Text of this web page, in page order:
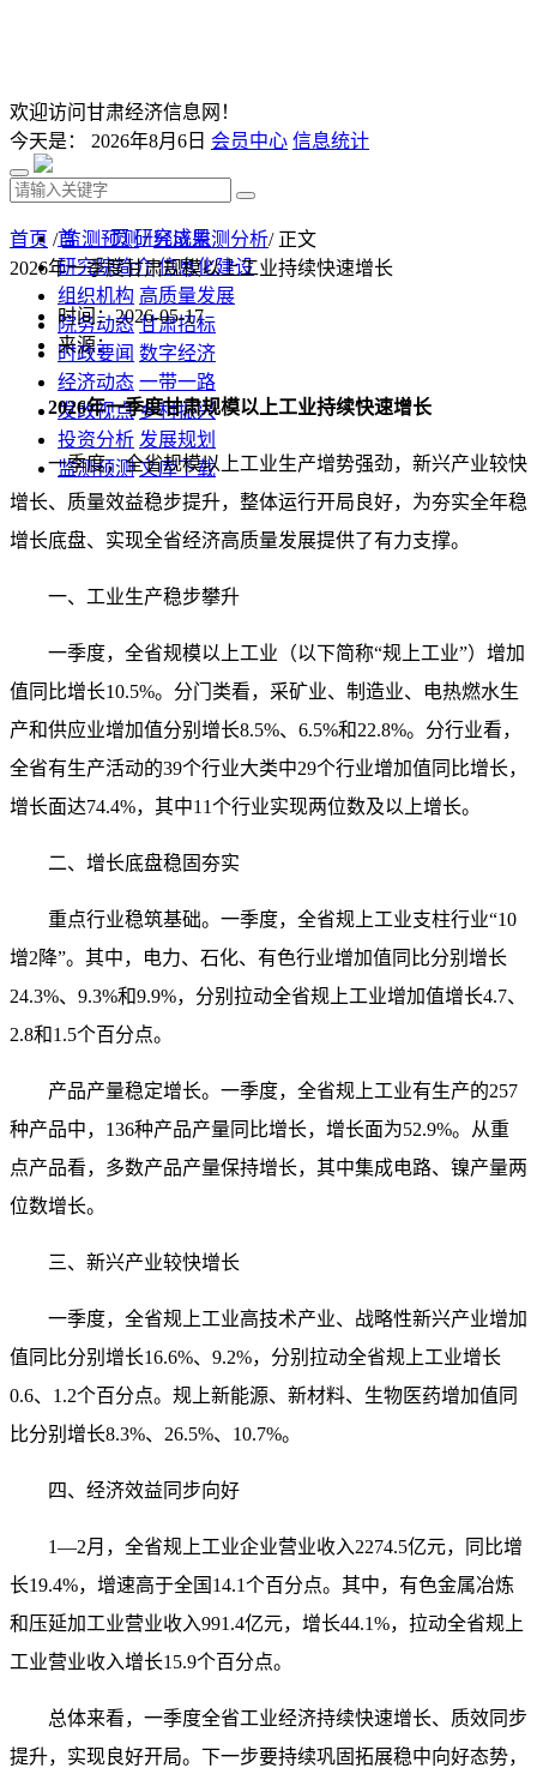
欢迎访问甘肃经济信息网！
今天是： 2026年8月6日 会员中心 信息统计
首 页 研究成果
研究院简介 信息化建设
组织机构 高质量发展
院务动态 甘肃招标
时政要闻 数字经济
经济动态 一带一路
发改视点 乡村振兴
投资分析 发展规划
监测预测 文库下载
首页 /监测预测/经济监测分析/ 正文
2026年一季度甘肃规模以上工业持续快速增长
时间：2026-05-17
来源：
2026年一季度甘肃规模以上工业持续快速增长
一季度，全省规模以上工业生产增势强劲，新兴产业较快
增长、质量效益稳步提升，整体运行开局良好，为夯实全年稳
增长底盘、实现全省经济高质量发展提供了有力支撑。
一、工业生产稳步攀升
一季度，全省规模以上工业（以下简称“规上工业”）增加
值同比增长10.5%。分门类看，采矿业、制造业、电热燃水生
产和供应业增加值分别增长8.5%、6.5%和22.8%。分行业看，
全省有生产活动的39个行业大类中29个行业增加值同比增长，
增长面达74.4%，其中11个行业实现两位数及以上增长。
二、增长底盘稳固夯实
重点行业稳筑基础。一季度，全省规上工业支柱行业“10
增2降”。其中，电力、石化、有色行业增加值同比分别增长
24.3%、9.3%和9.9%，分别拉动全省规上工业增加值增长4.7、
2.8和1.5个百分点。
产品产量稳定增长。一季度，全省规上工业有生产的257
种产品中，136种产品产量同比增长，增长面为52.9%。从重
点产品看，多数产品产量保持增长，其中集成电路、镍产量两
位数增长。
三、新兴产业较快增长
一季度，全省规上工业高技术产业、战略性新兴产业增加
值同比分别增长16.6%、9.2%，分别拉动全省规上工业增长
0.6、1.2个百分点。规上新能源、新材料、生物医药增加值同
比分别增长8.3%、26.5%、10.7%。
四、经济效益同步向好
1—2月，全省规上工业企业营业收入2274.5亿元，同比增
长19.4%，增速高于全国14.1个百分点。其中，有色金属冶炼
和压延加工业营业收入991.4亿元，增长44.1%，拉动全省规上
工业营业收入增长15.9个百分点。
总体来看，一季度全省工业经济持续快速增长、质效同步
提升，实现良好开局。下一步要持续巩固拓展稳中向好态势，